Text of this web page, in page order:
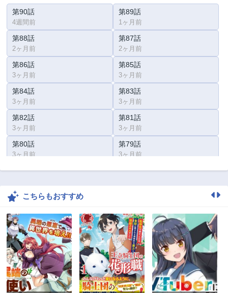
第90話
4週間前
第89話
1ヶ月前
第88話
2ヶ月前
第87話
2ヶ月前
第86話
3ヶ月前
第85話
3ヶ月前
第84話
3ヶ月前
第83話
3ヶ月前
第82話
3ヶ月前
第81話
3ヶ月前
第80話
3ヶ月前
第79話
3ヶ月前
第78話 第77話
第76話
第74.2話
3ヶ月前
第74.1話
3ヶ月前
第73話
3ヶ月前
第72話
3ヶ月前
第71話
3ヶ月前
第70話
3ヶ月前
こちらもおすすめ